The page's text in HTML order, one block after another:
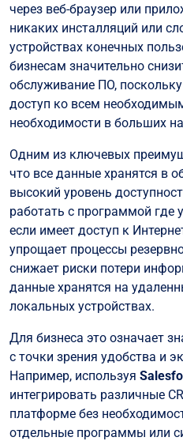
через веб-браузер или
никаких инсталляций или
устройствах конечных
бизнесам значительно
обслуживание ПО,
доступ ко всем
необходимости в больших
Одним из ключевых
что все данные хранятся в
высокий уровень
работать с программой где
если имеет доступ к
упрощает процессы
снижает риски потери
данные хранятся на
локальных устройствах.
Для бизнеса это означает
с точки зрения удобства и
Например, используя
интегрировать различные
платформе без
отдельные программы или